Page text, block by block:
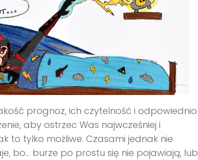
prognoz, ich czytelność i odpowiednio
aby ostrzec Was najwcześniej i
to tylko możliwe. Czasami jednak nie
bo… burze po prostu się nie pojawiają, lub